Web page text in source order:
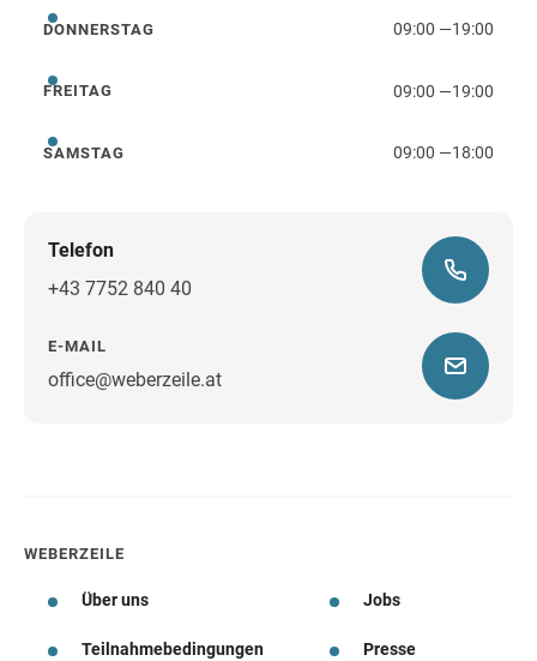
Donnerstag
DONNERSTAG 09:00 —19:00
Freitag
FREITAG 09:00 —19:00
Samstag
SAMSTAG 09:00 —18:00
Telefon
+43 7752 840 40
E-MAIL
office@weberzeile.atWegbeschreibung
WEBERZEILE
Über uns Jobs
Teilnahmebedingungen Presse